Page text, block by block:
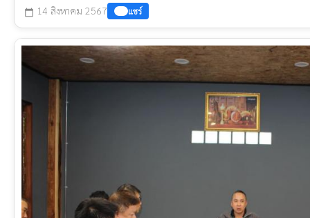
calendar_today 14 สิงหาคม 2567 แชร์